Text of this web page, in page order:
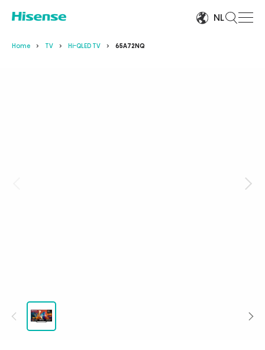
NL
Home TV Hi-QLED TV 65A72NQ